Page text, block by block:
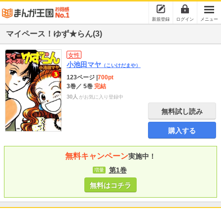
新規登録 ログイン メニュー
マイペース！ゆず★らん(3)
女性
小池田マヤ （こいけだまや）
123ページ 700pt
3巻／ 5巻 完結
30人 がお気に入り登録中
無料試し読み
購入する
無料キャンペーン実施中！
増量
第1巻
無料はコチラ